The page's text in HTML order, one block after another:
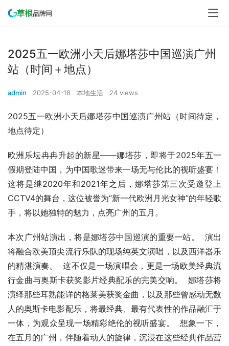
2025五一欧洲小天后娜塔莎中国巡演广州
站（时间＋地点）
admin 2025-04-18 本地生活 24 views
2025五一欧洲小天后娜塔莎中国巡演广州站（时间待定，
地点待定）
欧洲乐坛冉冉升起的新星——娜塔莎，即将于2025年五一
假期登陆中国，为中国歌迷带来一场无与伦比的视听盛宴！
这将是继2020年和2021年之后，娜塔莎第三次受邀登上
CCTV4的舞台，这位被誉为“新一代欧洲月光女神”的年轻歌
手，将以她独特的魅力，点亮广州的五月。
本次广州站演出，将是娜塔莎中国巡演的重要一站。  演出
将融合欧美顶尖流行乐队的现场纯英文演唱，以及西洋器乐
的精湛演奏。  这不仅是一场演唱会，更是一场欧美经典流
行金曲与奥斯卡获奖影片经典配乐的完美交响。  娜塔莎将
演绎那些耳熟能详的格莱美获奖金曲，以及那些曾感动无数
人的奥斯卡电影配乐，将最经典、最有代表性的作品融汇于
一体，为观众呈现一场精彩绝伦的视听盛宴。  想象一下，
在五月的广州，伴随着动人的旋律，沉浸在这些经典作品营